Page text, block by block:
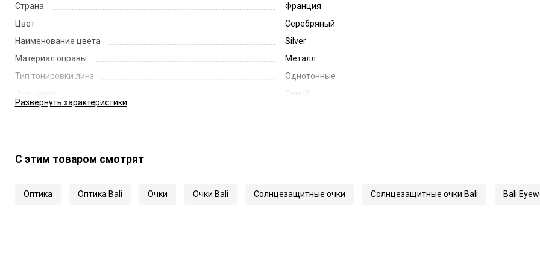
Страна
Франция
Цвет
Серебряный
Наименование цвета
Silver
Материал оправы
Металл
Тип тонировки линз
Однотонные
Цвет линз
Синий
Длина заушника
Артикул
S32270
Развернуть характеристики
С этим товаром смотрят
Оптика Оптика Bali Очки Очки Bali Солнцезащитные очки Солнцезащитные очки Bali Bali